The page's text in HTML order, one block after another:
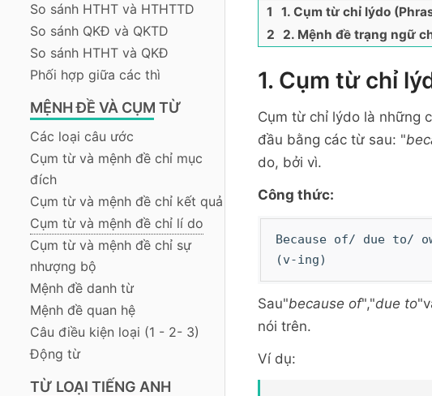
So sánh HTHT và HTHTTD
So sánh QKĐ và QKTD
So sánh HTHT và QKĐ
Phối hợp giữa các thì
MỆNH ĐỀ VÀ CỤM TỪ
Các loại câu ước
Cụm từ và mệnh đề chỉ mục
đích
Cụm từ và mệnh đề chỉ kết quả
Cụm từ và mệnh đề chỉ lí do
Cụm từ và mệnh đề chỉ sự
nhượng bộ
Mệnh đề danh từ
Mệnh đề quan hệ
Câu điều kiện loại (1 - 2- 3)
Động từ
TỪ LOẠI TIẾNG ANH
1. Cụm từ chỉ lýdo
2. Mệnh đề trạng ngữ
1. Cụm từ chỉ
Cụm từ chỉ lýdo là những
đầu bằng các từ sau: "
do, bởi vì.
Công thức:
Because of/ due to/
(v-ing)
Sau"because of","due to
nói trên.
Ví dụ: